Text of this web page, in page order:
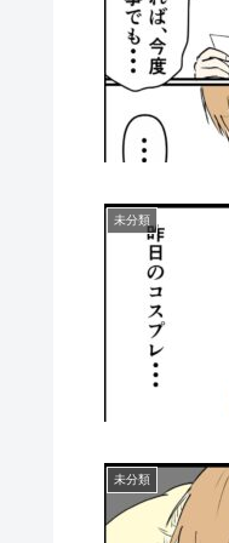
未分類
未分類